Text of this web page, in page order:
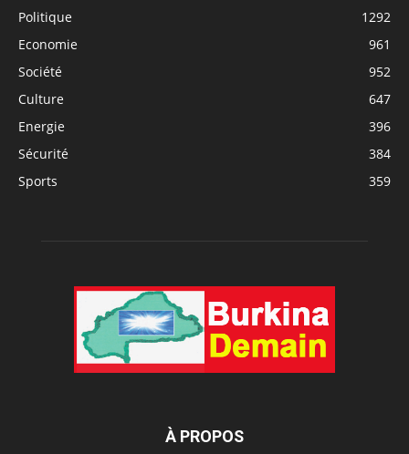
Politique
1292
Economie
961
Société
952
Culture
647
Energie
396
Sécurité
384
Sports
359
À PROPOS